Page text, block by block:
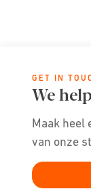
GET IN
We
Maak heel
van onze